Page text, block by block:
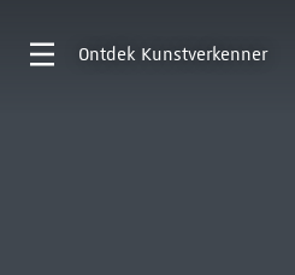
Ontdek Kunstverkenner